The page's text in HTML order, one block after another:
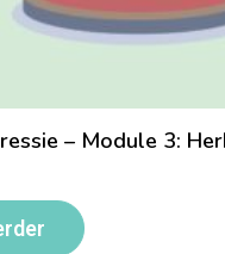
– Module 3: